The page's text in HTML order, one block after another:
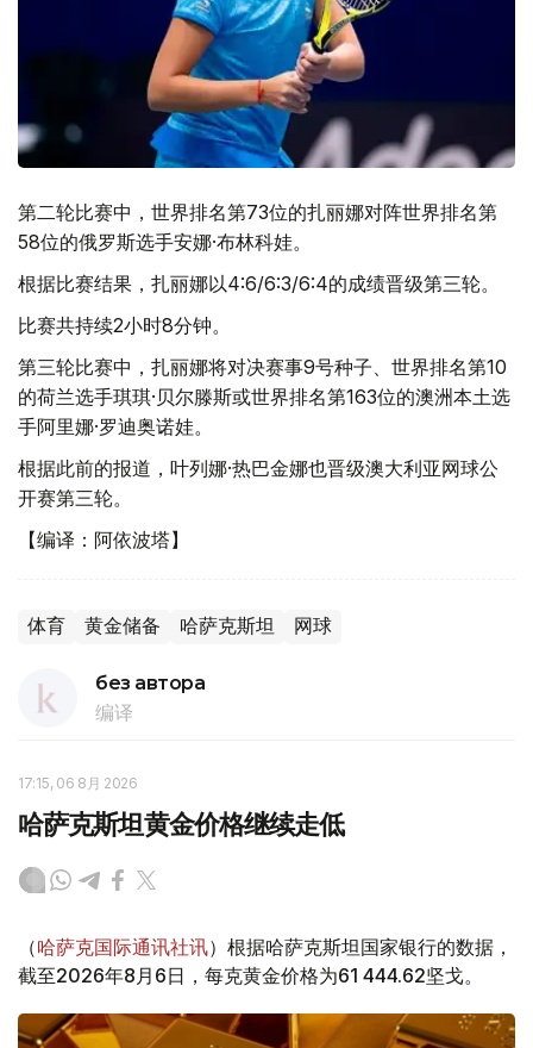
第二轮比赛中，世界排名第73位的扎丽娜对阵世界排名第
58位的俄罗斯选手安娜·布林科娃。
根据比赛结果，扎丽娜以4:6/6:3/6:4的成绩晋级第三轮。
比赛共持续2小时8分钟。
第三轮比赛中，扎丽娜将对决赛事9号种子、世界排名第10
的荷兰选手琪琪·贝尔滕斯或世界排名第163位的澳洲本土选
手阿里娜·罗迪奥诺娃。
根据此前的报道，叶列娜·热巴金娜也晋级澳大利亚网球公
开赛第三轮。
【编译：阿依波塔】
体育 黄金储备 哈萨克斯坦 网球
без автора
编译
17:15, 06 8月 2026
哈萨克斯坦黄金价格继续走低
（哈萨克国际通讯社讯）根据哈萨克斯坦国家银行的数据，
截至2026年8月6日，每克黄金价格为61 444.62坚戈。